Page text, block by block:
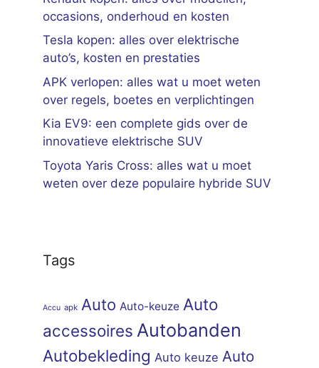
occasions, onderhoud en kosten
Tesla kopen: alles over elektrische
auto’s, kosten en prestaties
APK verlopen: alles wat u moet weten
over regels, boetes en verplichtingen
Kia EV9: een complete gids over de
innovatieve elektrische SUV
Toyota Yaris Cross: alles wat u moet
weten over deze populaire hybride SUV
Tags
Accu apk Auto Auto-keuze Auto
accessoires Autobanden
Autobekleding Auto keuze Auto